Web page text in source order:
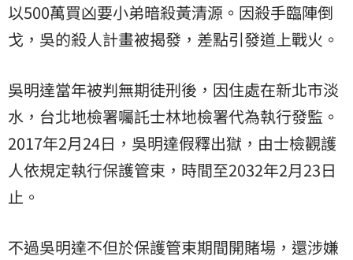
以500萬買凶要小弟暗殺黃清源。因殺手臨陣倒
戈，吳的殺人計畫被揭發，差點引發道上戰火。
吳明達當年被判無期徒刑後，因住處在新北市淡
水，台北地檢署囑託士林地檢署代為執行發監。
2017年2月24日，吳明達假釋出獄，由士檢觀護
人依規定執行保護管束，時間至2032年2月23日
止。
不過吳明達不但於保護管束期間開賭場，還涉嫌